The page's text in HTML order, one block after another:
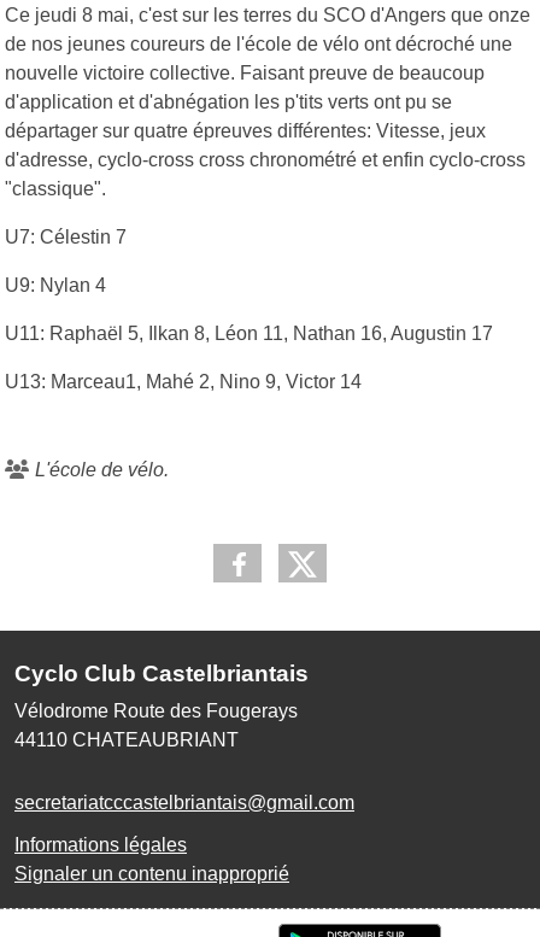
Ce jeudi 8 mai, c'est sur les terres du SCO d'Angers que onze
de nos jeunes coureurs de l'école de vélo ont décroché une
nouvelle victoire collective. Faisant preuve de beaucoup
d'application et d'abnégation les p'tits verts ont pu se
départager sur quatre épreuves différentes: Vitesse, jeux
d'adresse, cyclo-cross cross chronométré et enfin cyclo-cross
"classique".
U7: Célestin 7
U9: Nylan 4
U11: Raphaël 5, Ilkan 8, Léon 11, Nathan 16, Augustin 17
U13: Marceau1, Mahé 2, Nino 9, Victor 14
L'école de vélo.
Cyclo Club Castelbriantais
Vélodrome Route des Fougerays
44110 CHATEAUBRIANT
secretariatcccastelbriantais@gmail.com
Informations légales
Signaler un contenu inapproprié